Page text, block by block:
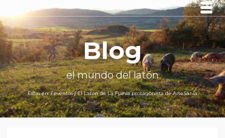
Blog
el mundo del latón
Estás en:/eventos/El Latón de La Fueva protagonista de ArteSánia